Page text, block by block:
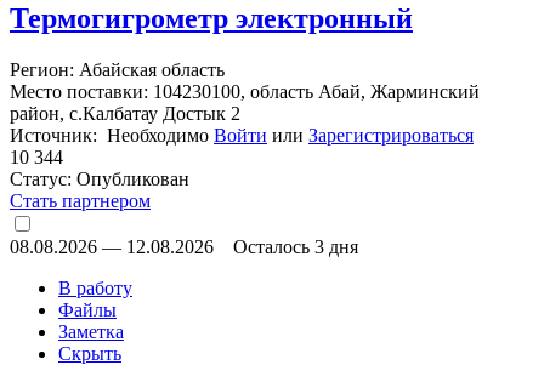
Термогигрометр электронный
Регион: Абайская область
Место поставки: 104230100, область Абай, Жарминский
район, с.Калбатау Достык 2
Источник: Необходимо Войти или Зарегистрироваться
10 344
Статус: Опубликован
Стать партнером
08.08.2026 — 12.08.2026
Осталось 3 дня
В работу
Файлы
Заметка
Скрыть